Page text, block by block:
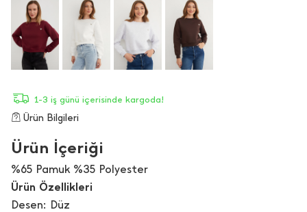
1-3 iş günü içerisinde kargoda!
Ürün Bilgileri
Ürün İçeriği
%65 Pamuk %35 Polyester
Ürün Özellikleri
Desen: Düz